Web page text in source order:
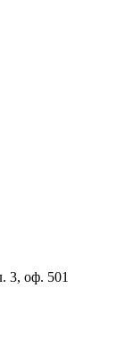
3, оф. 501